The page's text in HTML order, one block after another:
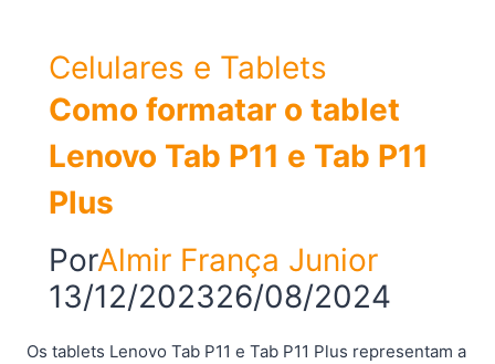
Celulares e Tablets
Como formatar o tablet
Lenovo Tab P11 e Tab P11
Plus
PorAlmir França Junior
13/12/202326/08/2024
Os tablets Lenovo Tab P11 e Tab P11 Plus representam a